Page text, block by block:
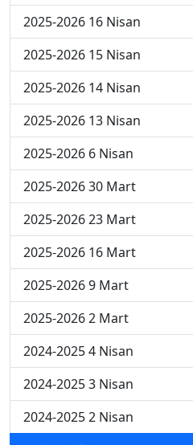
2025-2026 16 Nisan
2025-2026 15 Nisan
2025-2026 14 Nisan
2025-2026 13 Nisan
2025-2026 6 Nisan
2025-2026 30 Mart
2025-2026 23 Mart
2025-2026 16 Mart
2025-2026 9 Mart
2025-2026 2 Mart
2024-2025 4 Nisan
2024-2025 3 Nisan
2024-2025 2 Nisan